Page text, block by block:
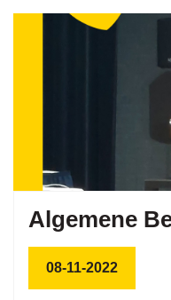
Algemene
08-11-2022